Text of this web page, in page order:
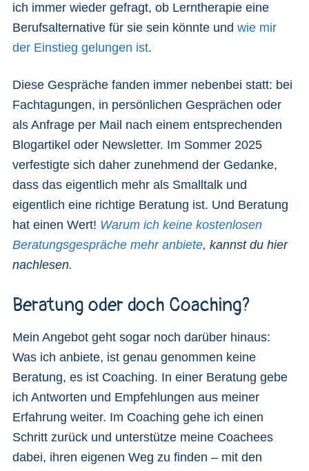
ich immer wieder gefragt, ob Lerntherapie eine
Berufsalternative für sie sein könnte und wie mir
der Einstieg gelungen ist.
Diese Gespräche fanden immer nebenbei statt: bei
Fachtagungen, in persönlichen Gesprächen oder
als Anfrage per Mail nach einem entsprechenden
Blogartikel oder Newsletter. Im Sommer 2025
verfestigte sich daher zunehmend der Gedanke,
dass das eigentlich mehr als Smalltalk und
eigentlich eine richtige Beratung ist. Und Beratung
hat einen Wert! Warum ich keine kostenlosen
Beratungsgespräche mehr anbiete, kannst du hier
nachlesen.
Beratung oder doch Coaching?
Mein Angebot geht sogar noch darüber hinaus:
Was ich anbiete, ist genau genommen keine
Beratung, es ist Coaching. In einer Beratung gebe
ich Antworten und Empfehlungen aus meiner
Erfahrung weiter. Im Coaching gehe ich einen
Schritt zurück und unterstütze meine Coachees
dabei, ihren eigenen Weg zu finden – mit den